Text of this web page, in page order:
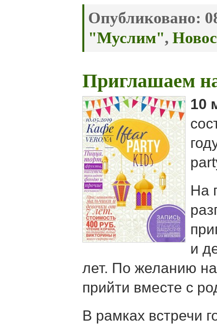
Опубликовано:
"Муслим",
Приглашаем
10
На
и
лет. По желанию
прийти вместе с
В рамках встречи